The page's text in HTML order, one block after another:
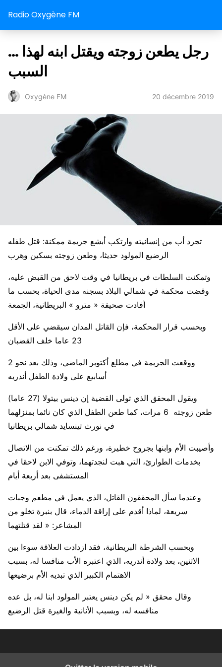
Radio Oxygène FM
… رجل يطعن زوجته ويقتل ابنه لهذا
السبب
Oxygène FM 20 décembre 2019
تجرد أب من إنسانيته وارتكب أبشع جريمة ممكنة: قتل طفله
الرضيع المولود حديثا، وطعن زوجته بسكين وهرب
وتمكنت السلطات في بريطانيا في وقت لاحق من القبض عليه،
وقضت محكمة في شمالي البلاد بسجنه مدى الحياة، بحسب ما
أفادت صحيفة « مترو » البريطانية، الجمعة
وبحسب قرار المحكمة، فإن القاتل المدان سيقضي على الأقل
23 عاما خلف القضبان
ووقعت الجريمة في مطلع أكتوبر الماضي، وذلك بعد نحو 2
أسابيع على ولادة الطفل أندريه
ويقول المحقق الذي تولى القضية إن دينس بيتولا (27 عاما)
طعن زوجته 6 مرات، كما طعن الطفل الذي كان نائما بمنزلهما
في نورث تينسايد شمالي بريطانيا
وأصيبت الأم وابنها بجروح خطيرة، ورغم ذلك تمكنت من الاتصال
بخدمات الطوارئ، التي هبت لنجدتهما، وتوفي الابن لاحقا في
المستشفى بعد أربعة أيام
وعندما سأل المحققون القاتل، الذي يعمل في مطعم وجبات
سريعة، لماذا أقدم على إراقة الدماء، قال بنبرة تخلو من
المشاعر: « لقد قتلتهما
وبحسب الشرطة البريطانية، فقد ازدادت العلاقة سوءا بين
الاثنين، بعد ولادة أندريه، الذي اعتبره الأب منافسا له، بسبب
الاهتمام الكبير الذي تبديه الأم برضيعها
وقال محقق « لم يكن دينس يعتبر المولود ابنا له، بل عده
منافسه له، وبسبب الأنانية والغيرة قتل الرضيع